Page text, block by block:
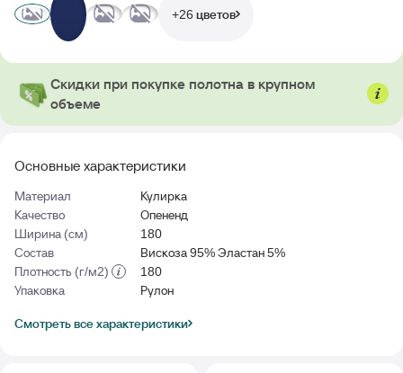
Основные характеристики
Материал
Кулирка
Качество
Опененд
Ширина (см)
180
Состав
Вискоза 95% Эластан 5%
Плотность (г/м2)
180
Упаковка
Рулон
Смотреть все характеристики
+26 цветов
Скидки при покупке полотна в крупном
объеме